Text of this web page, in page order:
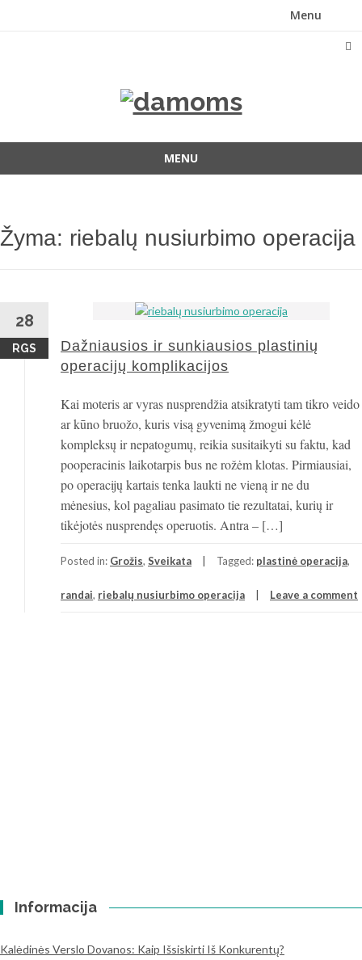
Menu
MENU
Žyma: riebalų nusiurbimo operacija
28
RGS
Dažniausios ir sunkiausios plastinių
operacijų komplikacijos
Kai moteris ar vyras nusprendžia atsikratyti tam tikro veido
ar kūno bruožo, kuris visą gyvenimą žmogui kėlė
kompleksų ir nepatogumų, reikia susitaikyti su faktu, kad
pooperacinis laikotarpis bus ne rožėm klotas. Pirmiausiai,
po operacijų kartais tenka laukti ne vieną ir ne du
mėnesius, kol pagaliau pasimato tie rezultatai, kurių ir
tikėjotės nusprendęs operuotis. Antra – […]
Posted in: Grožis, Sveikata Tagged: plastinė operacija,
randai, riebalų nusiurbimo operacija Leave a comment
Informacija
Kalėdinės Verslo Dovanos: Kaip Išsiskirti Iš Konkurentų?